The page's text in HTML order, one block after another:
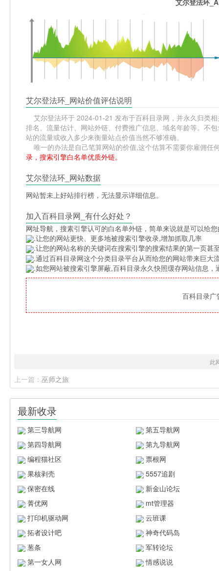
艾尔登法环_网站价值评估说明
艾尔登法环于 2024-01-21 发布于百科目录网，并永久归类
排名、流量估计、网站外链、付费推广信息、域名年龄等。不
站的流量或收入多少来衡量站点价值当然不够准确。
唯一的办法是自己笔算网站的价值,这个估算不需要你雇佣任
录，搜索引擎白名单优质外链。
艾尔登法环_网站数据
网站暂未上好站排行榜，无法显示详细信息。
加入百科目录网_有什么好处？
网址导航 ，搜素引擎认可的白名单外链，简单来说就是可以给
.让您的网站更快、更多地被搜索引擎收录,增加抓取几率
.让您的网站名称的关键词在搜索引擎的搜索结果的第一页甚
.通过百科目录网这个分类目录平台从而给您的网站带来巨大
.如您网站被搜索引擎屏蔽,百科目录永久快照缓存网站信息
百科目录
此
上一篇： 巫师之旅
最新收录
第三导航网
第五导航网
第四导航网
第九导航网
编程猫社区
票根网
果核剥壳
5557追剧
保密在线
新金山论坛
菁优网
mt管理器
打印机驱动网
云班课
拓者设计吧
神奇代码岛
葱条
军转论坛
第一女人网
情感说说